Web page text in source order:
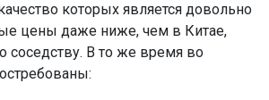
которых является довольно
цены даже ниже, чем в Китае,
соседству. В то же время во